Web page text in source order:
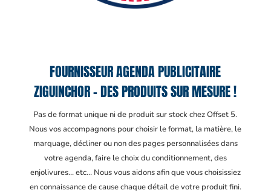
FOURNISSEUR AGENDA PUBLICITAIRE
ZIGUINCHOR – DES PRODUITS SUR MESURE !
Pas de format unique ni de produit sur stock chez Offset 5.
Nous vos accompagnons pour choisir le format, la matière, le
marquage, décliner ou non des pages personnalisées dans
votre agenda, faire le choix du conditionnement, des
enjolivures… etc… Nous vous aidons afin que vous choisissiez
en connaissance de cause chaque détail de votre produit fini.